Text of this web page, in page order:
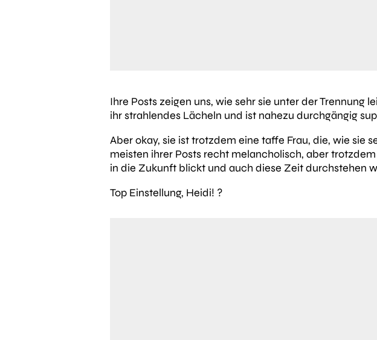
Ihre Posts zeigen uns, wie sehr sie unter der Trennung
ihr strahlendes Lächeln und ist nahezu durchgängig
Aber okay, sie ist trotzdem eine taffe Frau, die, wie sie
meisten ihrer Posts recht melancholisch, aber
in die Zukunft blickt und auch diese Zeit durchstehen
Top Einstellung, Heidi! ?